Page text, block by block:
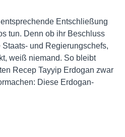
Entschließung
tun. Denn ob ihr Beschluss
und Regierungschefs,
weiß niemand. So bleibt
Recep Tayyip Erdogan zwar
Diese Erdogan-